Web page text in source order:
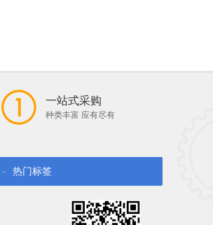
一站式采购
种类丰富 应有尽有
- 热门标签